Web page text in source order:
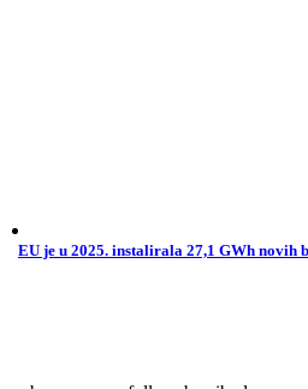
EU je u 2025. instalirala 27,1 GWh novih